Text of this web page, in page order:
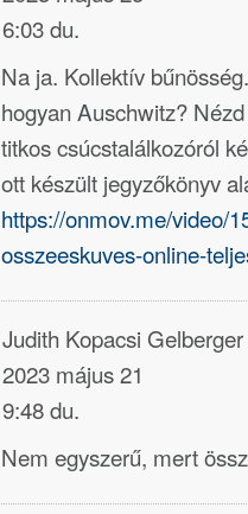
6:03 du.
Na ja. Kollektív
hogyan Auschwitz?
titkos csúcstalálkozóról
ott készült jegyzőkönyv
https://onmov.me/video/
osszeeskuves-online-
Judith Kopacsi Gelberger
2023 május 21
9:48 du.
Nem egyszerű, mert